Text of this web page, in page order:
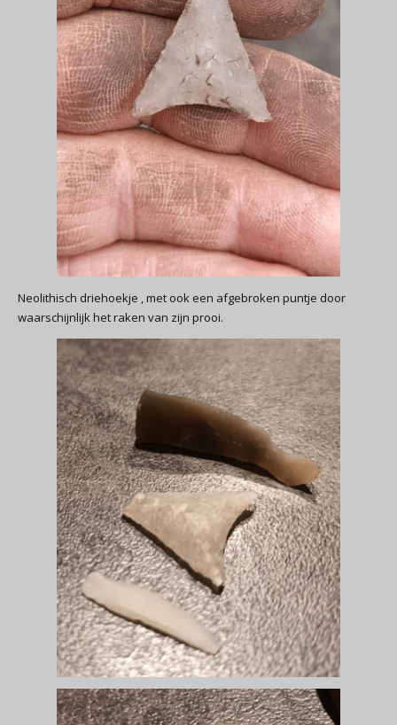
Neolithisch driehoekje , met ook een afgebroken puntje door
waarschijnlijk het raken van zijn prooi.